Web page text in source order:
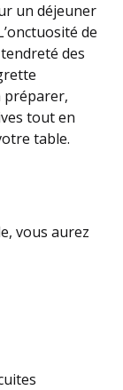
un déjeuner
de
des
préparer,
tout en
table.
vous aurez